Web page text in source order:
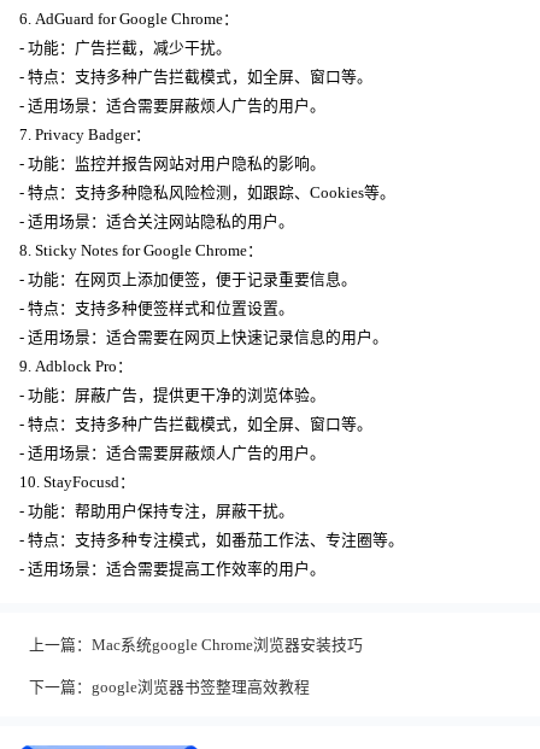
6. AdGuard for Google Chrome：
- 功能：广告拦截，减少干扰。
- 特点：支持多种广告拦截模式，如全屏、窗口等。
- 适用场景：适合需要屏蔽烦人广告的用户。
7. Privacy Badger：
- 功能：监控并报告网站对用户隐私的影响。
- 特点：支持多种隐私风险检测，如跟踪、Cookies等。
- 适用场景：适合关注网站隐私的用户。
8. Sticky Notes for Google Chrome：
- 功能：在网页上添加便签，便于记录重要信息。
- 特点：支持多种便签样式和位置设置。
- 适用场景：适合需要在网页上快速记录信息的用户。
9. Adblock Pro：
- 功能：屏蔽广告，提供更干净的浏览体验。
- 特点：支持多种广告拦截模式，如全屏、窗口等。
- 适用场景：适合需要屏蔽烦人广告的用户。
10. StayFocusd：
- 功能：帮助用户保持专注，屏蔽干扰。
- 特点：支持多种专注模式，如番茄工作法、专注圈等。
- 适用场景：适合需要提高工作效率的用户。
上一篇： Mac系统google Chrome浏览器安装技巧
下一篇： google浏览器书签整理高效教程